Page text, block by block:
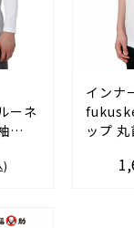
ーネ
ワイ
)
インナ
ップ
Mサイ